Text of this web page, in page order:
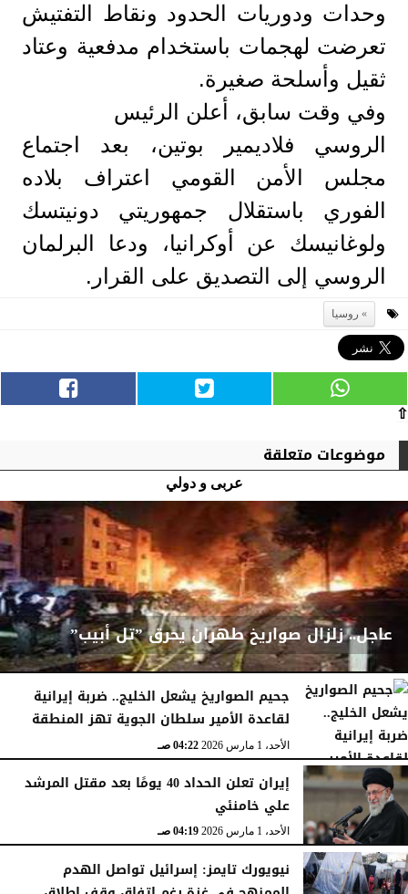
وحدات ودوريات الحدود ونقاط التفتيش
تعرضت لهجمات باستخدام مدفعية وعتاد
ثقيل وأسلحة صغيرة.
وفي وقت سابق، أعلن الرئيس
الروسي فلاديمير بوتين، بعد اجتماع
مجلس الأمن القومي اعتراف بلاده
الفوري باستقلال جمهوريتي دونيتسك
ولوغانيسك عن أوكرانيا، ودعا البرلمان
الروسي إلى التصديق على القرار.
روسيا
⇧
موضوعات متعلقة
عربى و دولي
عاجل.. زلزال صواريخ طهران يحرق ”تل أبيب”
الأحد، 1 مارس 2026
جحيم الصواريخ يشعل الخليج.. ضربة إيرانية
لقاعدة الأمير سلطان الجوية تهز المنطقة
الأحد، 1 مارس 2026 04:22 صـ
إيران تعلن الحداد 40 يومًا بعد مقتل المرشد
علي خامنئي
الأحد، 1 مارس 2026 04:19 صـ
نيويورك تايمز: إسرائيل تواصل الهدم